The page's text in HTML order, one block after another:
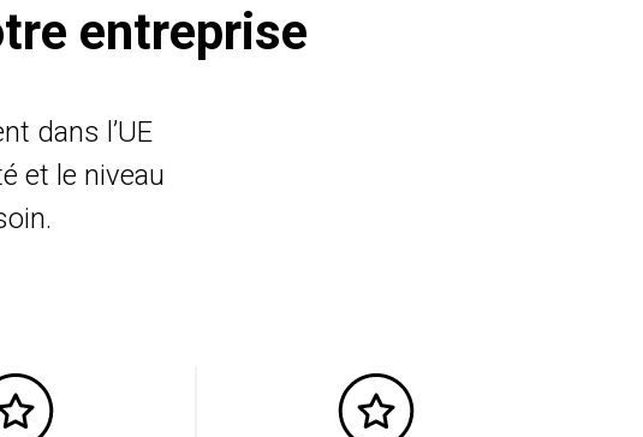
entreprise
dans l’UE
et le niveau